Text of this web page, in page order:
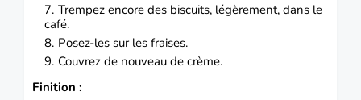
Trempez encore des biscuits, légèrement, dans le
café.
Posez-les sur les fraises.
Couvrez de nouveau de crème.
Finition :